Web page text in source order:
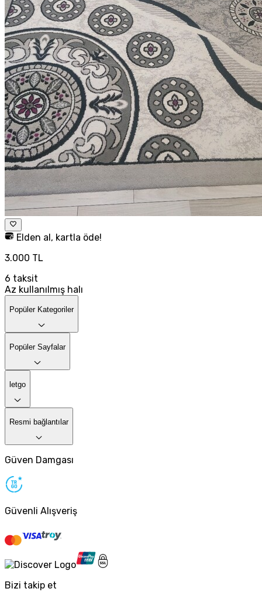
Elden al, kartla öde!
3.000 TL
6 taksit
Az kullanılmış halı
Popüler Kategoriler
Popüler Sayfalar
letgo
Resmi bağlantılar
Güven Damgası
Güvenli Alışveriş
Bizi takip et